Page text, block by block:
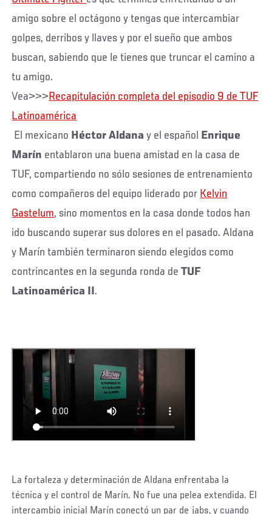
amigo sobre el octágono y tengas que intercambiar
golpes, derribos y llaves y por el sueño que ambos
buscan, sabiendo que le tienes que truncar el camino a
tu amigo.
Vea>>>Recapitulación completa del episodio 9 de TUF
Latinoamérica
El mexicano Héctor Aldana y el español Enrique
Marín entablaron una buena amistad en la casa de
TUF, compartiendo no sólo sesiones de entrenamiento
como compañeros del equipo liderado por Kelvin
Gastelum, sino momentos en la casa donde todos han
ido buscando superar sus dolores en el pasado. Aldana
y Marín también terminaron siendo elegidos como
contrincantes en la segunda ronda deTUF
Latinoamérica II.
La fortaleza y determinación de Aldana enfrentaba la
técnica y el control de Marín. No fue una pelea extendida. El
intercambio inicial Marín conectó un par de jabs, y cuando